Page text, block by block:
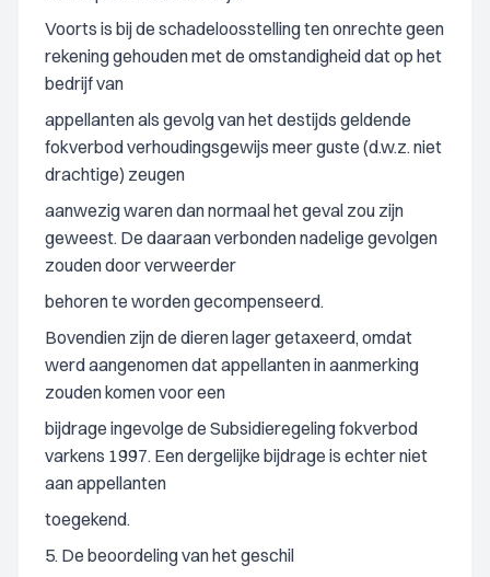
Voorts is bij de schadeloosstelling ten onrechte geen
rekening gehouden met de omstandigheid dat op het
bedrijf van
appellanten als gevolg van het destijds geldende
fokverbod verhoudingsgewijs meer guste (d.w.z. niet
drachtige) zeugen
aanwezig waren dan normaal het geval zou zijn
geweest. De daaraan verbonden nadelige gevolgen
zouden door verweerder
behoren te worden gecompenseerd.
Bovendien zijn de dieren lager getaxeerd, omdat
werd aangenomen dat appellanten in aanmerking
zouden komen voor een
bijdrage ingevolge de Subsidieregeling fokverbod
varkens 1997. Een dergelijke bijdrage is echter niet
aan appellanten
toegekend.
5. De beoordeling van het geschil